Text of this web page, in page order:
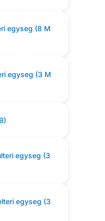
egyseg (8 M
egyseg (3 M
egyseg (3
egyseg (3